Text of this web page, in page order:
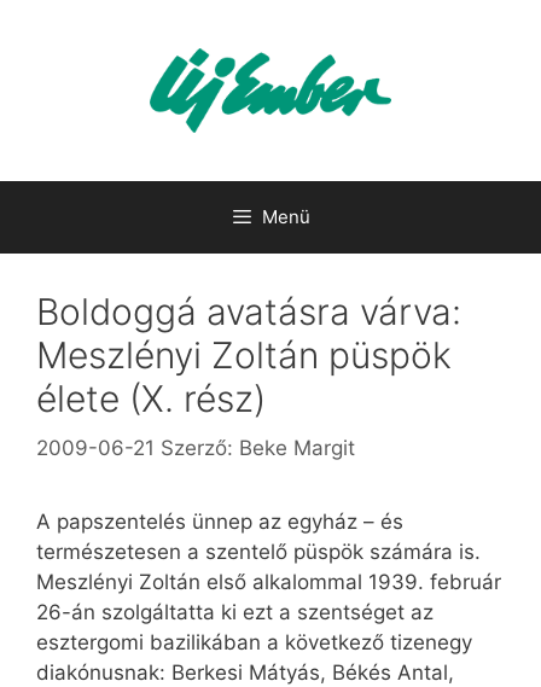
Menü
Boldoggá avatásra várva:
Meszlényi Zoltán püspök
élete (X. rész)
2009-06-21 Szerző: Beke Margit
A papszentelés ünnep az egyház – és
természetesen a szentelő püspök számára is.
Meszlényi Zoltán első alkalommal 1939. február
26-án szolgáltatta ki ezt a szentséget az
esztergomi bazilikában a következő tizenegy
diakónusnak: Berkesi Mátyás, Békés Antal,